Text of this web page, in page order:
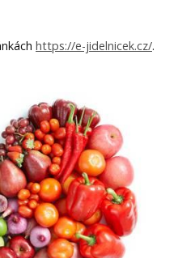
https://e-jidelnicek.cz/.